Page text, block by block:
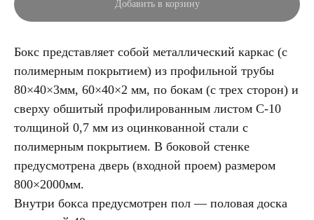
Добавить в корзину
Бокс представляет собой металлический каркас (с
полимерным покрытием) из профильной трубы
80×40×3мм, 60×40×2 мм, по бокам (с трех сторон) и
сверху обшитый профилированным листом С-10
толщиной 0,7 мм из оцинкованной стали с
полимерным покрытием. В боковой стенке
предусмотрена дверь (входной проем) размером
800×2000мм.
Внутри бокса предусмотрен пол — половая доска